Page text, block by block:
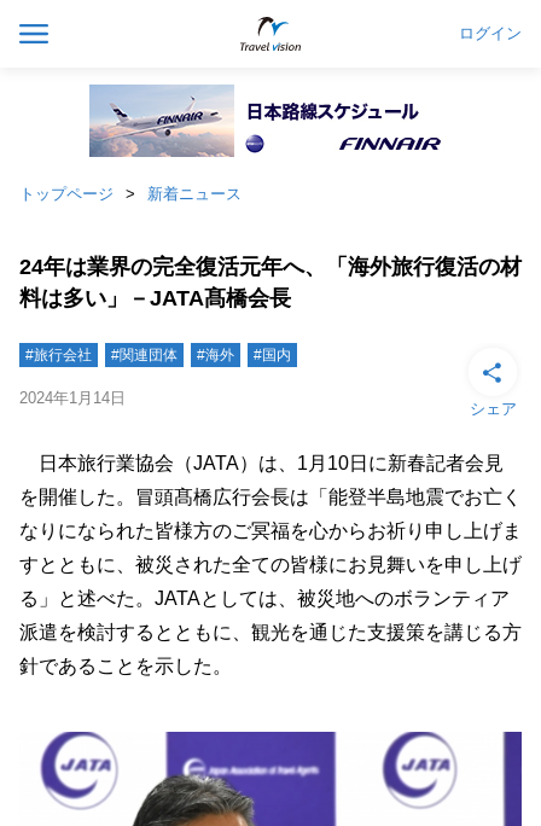
ログイン
トップページ 新着ニュース
24年は業界の完全復活元年へ、「海外旅行復活の材
料は多い」－JATA髙橋会長
#旅行会社 #関連団体 #海外 #国内
2024年1月14日
シェア
日本旅行業協会（JATA）は、1月10日に新春記者会見
を開催した。冒頭髙橋広行会長は「能登半島地震でお亡く
なりになられた皆様方のご冥福を心からお祈り申し上げま
すとともに、被災された全ての皆様にお見舞いを申し上げ
る」と述べた。JATAとしては、被災地へのボランティア
派遣を検討するとともに、観光を通じた支援策を講じる方
針であることを示した。